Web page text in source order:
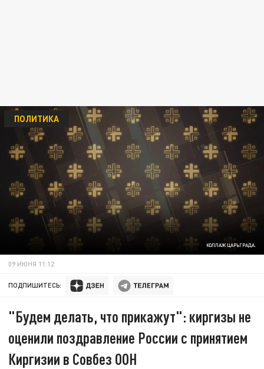
КОЛЛАЖ ЦАРЬГРАДА.
ПОЛИТИКА
09 ИЮНЯ 11:12
ПОДПИШИТЕСЬ:
"Будем делать, что прикажут": киргизы не
оценили поздравление России с принятием
Киргизии в Совбез ООН